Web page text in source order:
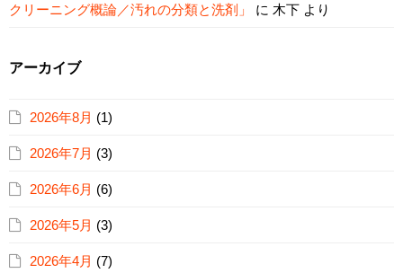
クリーニング概論／汚れの分類と洗剤」
に 木下 より
アーカイブ
2026年8月 (1)
2026年7月 (3)
2026年6月 (6)
2026年5月 (3)
2026年4月 (7)